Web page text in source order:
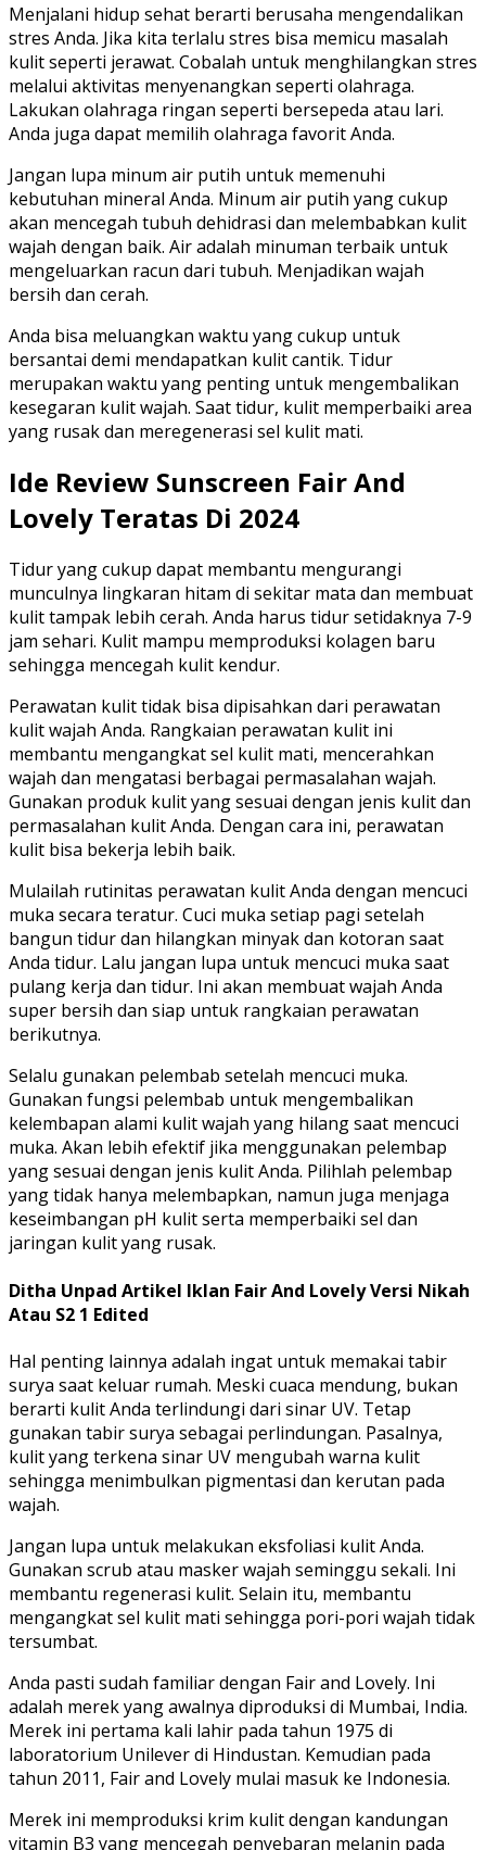
Menjalani hidup sehat berarti berusaha mengendalikan
stres Anda. Jika kita terlalu stres bisa memicu masalah
kulit seperti jerawat. Cobalah untuk menghilangkan stres
melalui aktivitas menyenangkan seperti olahraga.
Lakukan olahraga ringan seperti bersepeda atau lari.
Anda juga dapat memilih olahraga favorit Anda.
Jangan lupa minum air putih untuk memenuhi
kebutuhan mineral Anda. Minum air putih yang cukup
akan mencegah tubuh dehidrasi dan melembabkan kulit
wajah dengan baik. Air adalah minuman terbaik untuk
mengeluarkan racun dari tubuh. Menjadikan wajah
bersih dan cerah.
Anda bisa meluangkan waktu yang cukup untuk
bersantai demi mendapatkan kulit cantik. Tidur
merupakan waktu yang penting untuk mengembalikan
kesegaran kulit wajah. Saat tidur, kulit memperbaiki area
yang rusak dan meregenerasi sel kulit mati.
Ide Review Sunscreen Fair And
Lovely Teratas Di 2024
Tidur yang cukup dapat membantu mengurangi
munculnya lingkaran hitam di sekitar mata dan membuat
kulit tampak lebih cerah. Anda harus tidur setidaknya 7-9
jam sehari. Kulit mampu memproduksi kolagen baru
sehingga mencegah kulit kendur.
Perawatan kulit tidak bisa dipisahkan dari perawatan
kulit wajah Anda. Rangkaian perawatan kulit ini
membantu mengangkat sel kulit mati, mencerahkan
wajah dan mengatasi berbagai permasalahan wajah.
Gunakan produk kulit yang sesuai dengan jenis kulit dan
permasalahan kulit Anda. Dengan cara ini, perawatan
kulit bisa bekerja lebih baik.
Mulailah rutinitas perawatan kulit Anda dengan mencuci
muka secara teratur. Cuci muka setiap pagi setelah
bangun tidur dan hilangkan minyak dan kotoran saat
Anda tidur. Lalu jangan lupa untuk mencuci muka saat
pulang kerja dan tidur. Ini akan membuat wajah Anda
super bersih dan siap untuk rangkaian perawatan
berikutnya.
Selalu gunakan pelembab setelah mencuci muka.
Gunakan fungsi pelembab untuk mengembalikan
kelembapan alami kulit wajah yang hilang saat mencuci
muka. Akan lebih efektif jika menggunakan pelembap
yang sesuai dengan jenis kulit Anda. Pilihlah pelembap
yang tidak hanya melembapkan, namun juga menjaga
keseimbangan pH kulit serta memperbaiki sel dan
jaringan kulit yang rusak.
Ditha Unpad Artikel Iklan Fair And Lovely Versi Nikah
Atau S2 1 Edited
Hal penting lainnya adalah ingat untuk memakai tabir
surya saat keluar rumah. Meski cuaca mendung, bukan
berarti kulit Anda terlindungi dari sinar UV. Tetap
gunakan tabir surya sebagai perlindungan. Pasalnya,
kulit yang terkena sinar UV mengubah warna kulit
sehingga menimbulkan pigmentasi dan kerutan pada
wajah.
Jangan lupa untuk melakukan eksfoliasi kulit Anda.
Gunakan scrub atau masker wajah seminggu sekali. Ini
membantu regenerasi kulit. Selain itu, membantu
mengangkat sel kulit mati sehingga pori-pori wajah tidak
tersumbat.
Anda pasti sudah familiar dengan Fair and Lovely. Ini
adalah merek yang awalnya diproduksi di Mumbai, India.
Merek ini pertama kali lahir pada tahun 1975 di
laboratorium Unilever di Hindustan. Kemudian pada
tahun 2011, Fair and Lovely mulai masuk ke Indonesia.
Merek ini memproduksi krim kulit dengan kandungan
vitamin B3 yang mencegah penyebaran melanin pada